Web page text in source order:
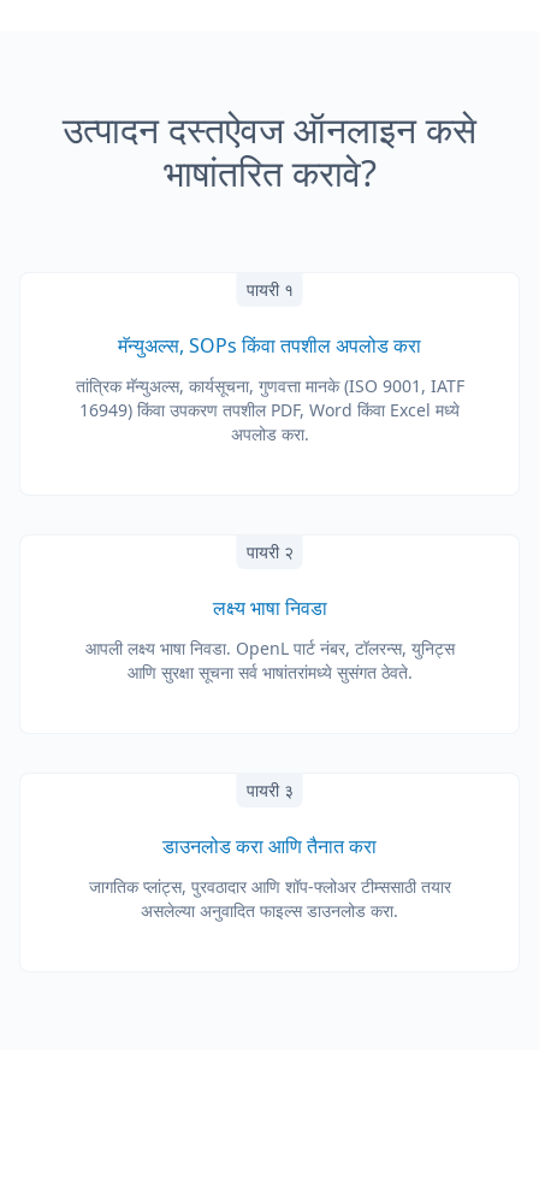
उत्पादन दस्तऐवज ऑनलाइन कसे
भाषांतरित करावे?
पायरी १
मॅन्युअल्स, SOPs किंवा तपशील अपलोड करा
तांत्रिक मॅन्युअल्स, कार्यसूचना, गुणवत्ता मानके (ISO 9001, IATF
16949) किंवा उपकरण तपशील PDF, Word किंवा Excel मध्ये
अपलोड करा.
पायरी २
लक्ष्य भाषा निवडा
आपली लक्ष्य भाषा निवडा. OpenL पार्ट नंबर, टॉलरन्स, युनिट्स
आणि सुरक्षा सूचना सर्व भाषांतरांमध्ये सुसंगत ठेवते.
पायरी ३
डाउनलोड करा आणि तैनात करा
जागतिक प्लांट्स, पुरवठादार आणि शॉप-फ्लोअर टीम्ससाठी तयार
असलेल्या अनुवादित फाइल्स डाउनलोड करा.